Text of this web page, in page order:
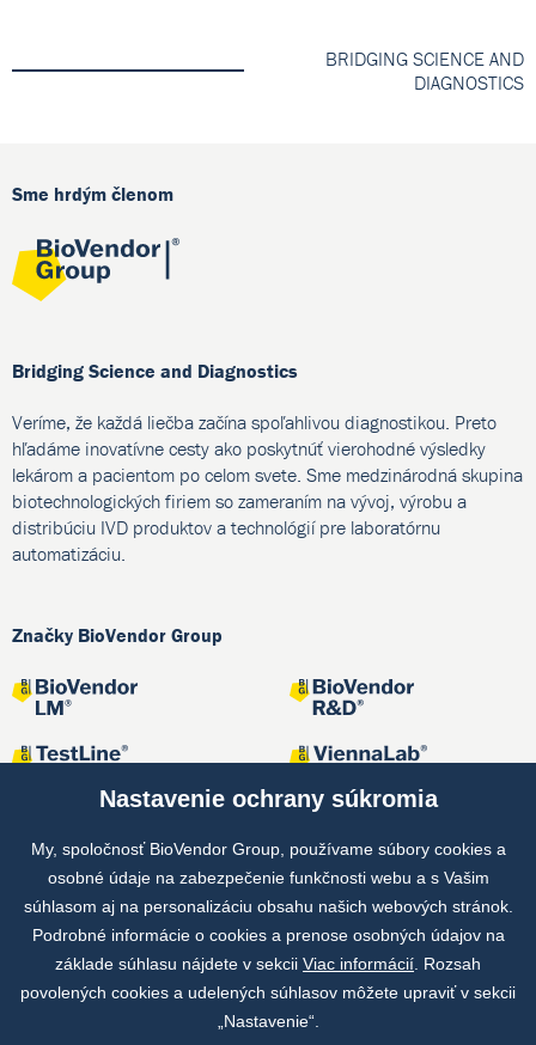
BRIDGING SCIENCE AND
DIAGNOSTICS
Sme hrdým členom
Bridging Science and Diagnostics
Veríme, že každá liečba začína spoľahlivou diagnostikou. Preto
hľadáme inovatívne cesty ako poskytnúť vierohodné výsledky
lekárom a pacientom po celom svete. Sme medzinárodná skupina
biotechnologických firiem so zameraním na vývoj, výrobu a
distribúciu IVD produktov a technológií pre laboratórnu
automatizáciu.
Značky BioVendor Group
Spoločné projekty
Nastavenie ochrany súkromia
My, spoločnosť BioVendor Group, používame súbory cookies a
osobné údaje na zabezpečenie funkčnosti webu a s Vašim
súhlasom aj na personalizáciu obsahu našich webových stránok.
Podrobné informácie o cookies a prenose osobných údajov na
základe súhlasu nájdete v sekcii Viac informácií . Rozsah
povolených cookies a udelených súhlasov môžete upraviť v sekcii
„Nastavenie“.